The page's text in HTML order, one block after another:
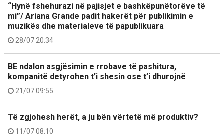
“Hynë fshehurazi në pajisjet e bashkëpunëtorëve të
mi”/ Ariana Grande padit hakerët për publikimin e
muzikës dhe materialeve të papublikuara
28/07 20:34
BE ndalon asgjësimin e rrobave të pashitura,
kompanitë detyrohen t’i shesin ose t’i dhurojnë
21/07 09:55
Të zgjohesh herët, a ju bën vërtetë më produktiv?
11/07 08:10